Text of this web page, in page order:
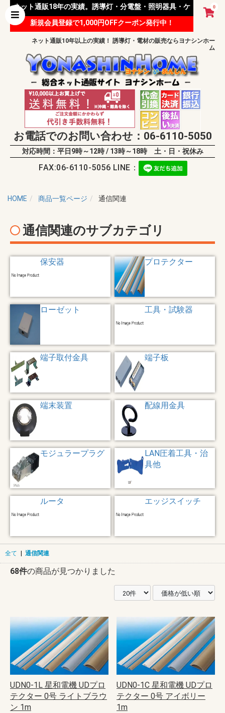
0
ネット通販18年の実績。誘導灯・分電盤・照明器具・ケ
ーブル等 様々な資材を取り扱っています。
新規会員登録で1,000円OFFクーポン発行中！
ネット通販10年以上の実績！ 誘導灯・電材の販売ならヨナシンホー
ム
お電話でのお問い合わせ：06-6110-5050
対応時間：平日9時～12時 / 13時～18時 土・日・祝休み
FAX:06-6110-5056 LINE：
HOME 商品一覧ページ 通信関連
通信関連のサブカテゴリ
保安器 プロテクター
ローゼット 工具・試験器
端子取付金具 端子板
端末装置 配線用金具
モジュラープラグ
LAN圧着工具・治
具他
ルータ エッジスイッチ
全て | 通信関連
68件の商品が見つかりました
UDN0-1L 星和電機 UDプロ
テクター 0号 ライトブラウ
ン 1m
UDN0-1C 星和電機 UDプロ
テクター 0号 アイボリー
1m